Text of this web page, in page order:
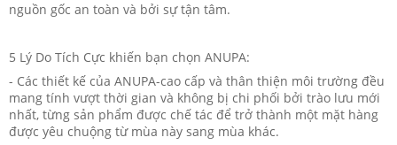
nguồn gốc an toàn và bởi sự tận tâm.
5 Lý Do Tích Cực khiến bạn chọn ANUPA:
- Các thiết kế của ANUPA-cao cấp và thân thiện môi trường đều
mang tính vượt thời gian và không bị chi phối bởi trào lưu mới
nhất, từng sản phẩm được chế tác để trở thành một mặt hàng
được yêu chuộng từ mùa này sang mùa khác.